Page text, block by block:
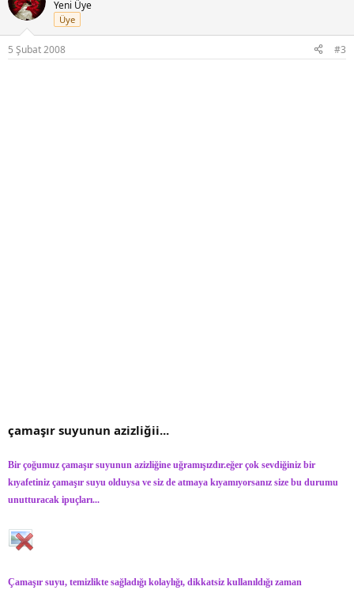
Yeni Üye
Üye
5 Şubat 2008 #3
çamaşır suyunun azizliğii...
Bir çoğumuz çamaşır suyunun azizliğine uğramışızdır.eğer çok sevdiğiniz bir
kıyafetiniz çamaşır suyu olduysa ve siz de atmaya kıyamıyorsanız size bu durumu
unutturacak ipuçları...
Çamaşır suyu, temizlikte sağladığı kolaylığı, dikkatsiz kullanıldığı zaman